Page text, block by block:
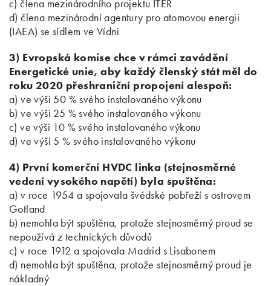
c) člena mezinárodního projektu ITER
d) člena mezinárodní agentury pro atomovou energii
(IAEA) se sídlem ve Vídni
3) Evropská komise chce v rámci zavádění
Energetické unie, aby každý členský stát měl do
roku 2020 přeshraniční propojení alespoň:
a) ve výši 50 % svého instalovaného výkonu
b) ve výši 25 % svého instalovaného výkonu
c) ve výši 10 % svého instalovaného výkonu
d) ve výši 5 % svého instalovaného výkonu
4) První komerční HVDC linka (stejnosměrné
vedení vysokého napětí) byla spuštěna:
a) v roce 1954 a spojovala švédské pobřeží s ostrovem
Gotland
b) nemohla být spuštěna, protože stejnosměrný proud se
nepoužívá z technických důvodů
c) v roce 1912 a spojovala Madrid s Lisabonem
d) nemohla být spuštěna, protože stejnosměrný proud je
nákladný